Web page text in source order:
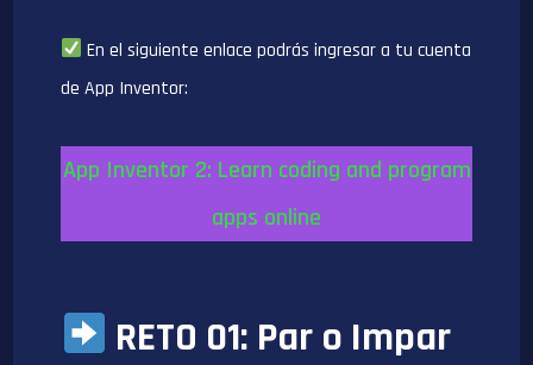
En el siguiente enlace podrás ingresar a tu cuenta
de App Inventor:
App Inventor 2: Learn coding and program
apps online
RETO 01: Par o Impar